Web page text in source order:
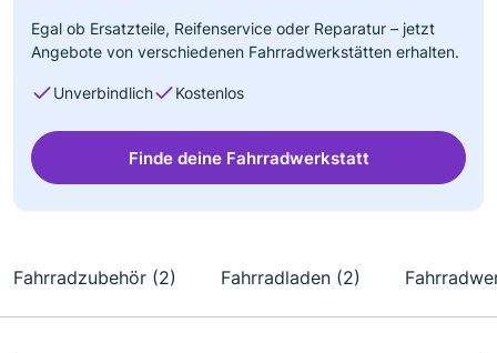
Egal ob Ersatzteile, Reifenservice oder Reparatur – jetzt
Angebote von verschiedenen Fahrradwerkstätten erhalten.
Unverbindlich Kostenlos
Finde deine Fahrradwerkstatt
Fahrradzubehör (2) Fahrradladen (2)